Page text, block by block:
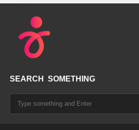
SEARCH SOMETHING